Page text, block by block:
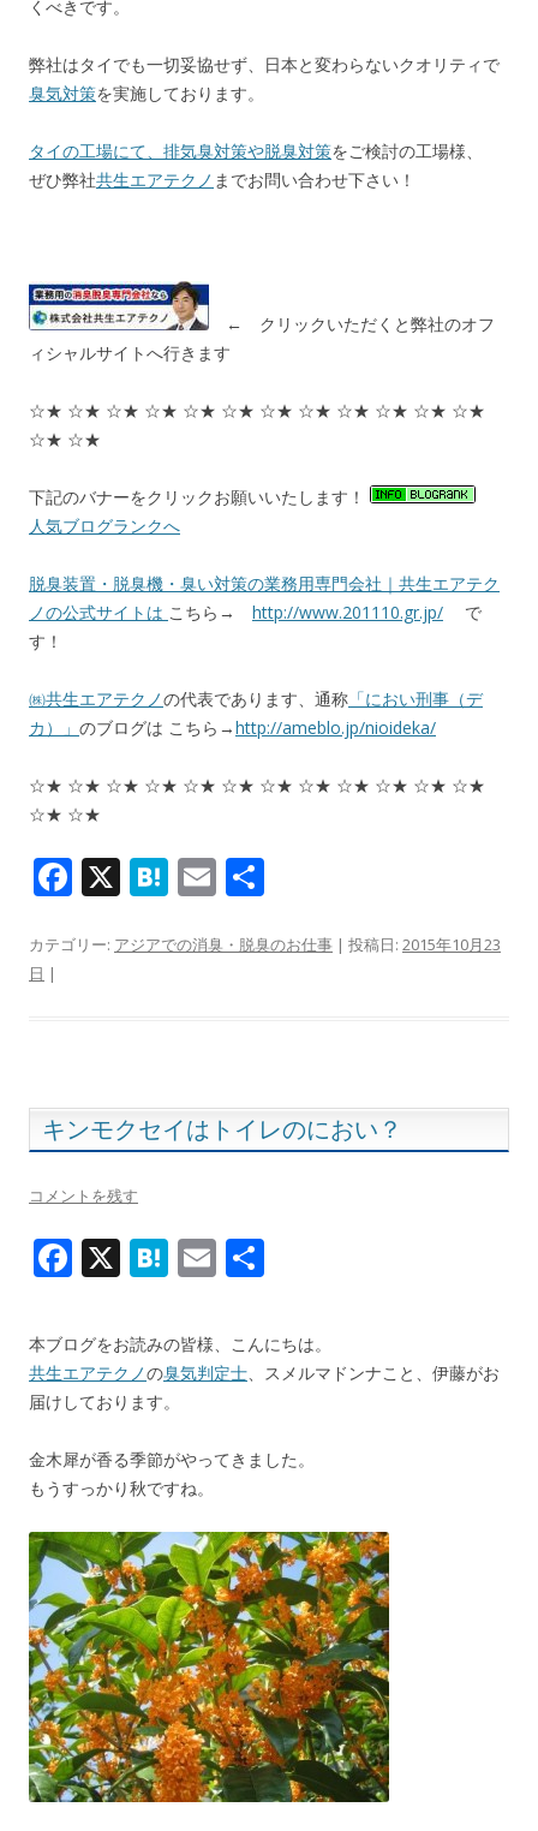
くべきです。
弊社はタイでも一切妥協せず、日本と変わらないクオリティで
臭気対策を実施しております。
タイの工場にて、排気臭対策や脱臭対策をご検討の工場様、
ぜひ弊社共生エアテクノ までお問い合わせ下さい！
← クリックいただくと弊社のオフ
ィシャルサイトへ行きます
☆★ ☆★ ☆★ ☆★ ☆★ ☆★ ☆★ ☆★ ☆★ ☆★ ☆★ ☆★
☆★ ☆★
下記のバナーをクリックお願いいたします！
人気ブログランクへ
脱臭装置・脱臭機・臭い対策の業務用専門会社｜共生エアテク
ノの公式サイトは こちら→ http://www.201110.gr.jp/ で
す！
㈱共生エアテクノの代表であります、通称 「におい刑事（デ
カ）」 のブログは こちら→http://ameblo.jp/nioideka/
☆★ ☆★ ☆★ ☆★ ☆★ ☆★ ☆★ ☆★ ☆★ ☆★ ☆★ ☆★
☆★ ☆★
F
e
k
X H
e
E
ai
カテゴリー: アジアでの消臭・脱臭のお仕事 | 投稿日: 2015年10月23
日 |
キンモクセイはトイレのにおい？
コメントを残す
F
e
b
o
o
k
X H
e
n
a
E
ai
l
本ブログをお読みの皆様、こんにちは。
共生エアテクノの臭気判定士、スメルマドンナこと、伊藤がお
届けしております。
金木犀が香る季節がやってきました。
もうすっかり秋ですね。